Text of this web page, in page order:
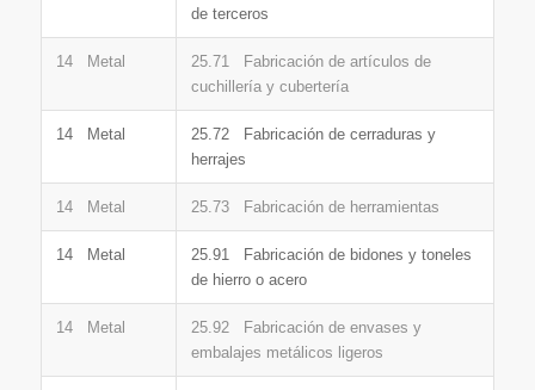
de terceros
14 Metal
25.71 Fabricación de artículos de
cuchillería y cubertería
14 Metal
25.72 Fabricación de cerraduras y
herrajes
14 Metal 25.73 Fabricación de herramientas
14 Metal
25.91 Fabricación de bidones y toneles
de hierro o acero
14 Metal
25.92 Fabricación de envases y
embalajes metálicos ligeros